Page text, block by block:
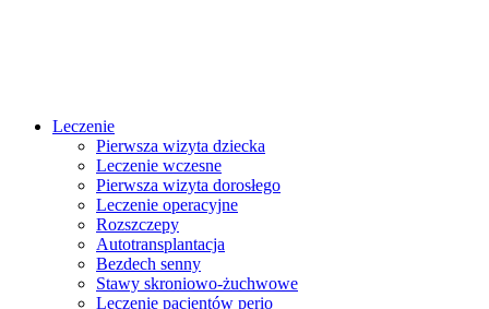
Leczenie
Pierwsza wizyta dziecka
Leczenie wczesne
Pierwsza wizyta dorosłego
Leczenie operacyjne
Rozszczepy
Autotransplantacja
Bezdech senny
Stawy skroniowo-żuchwowe
Leczenie pacjentów perio